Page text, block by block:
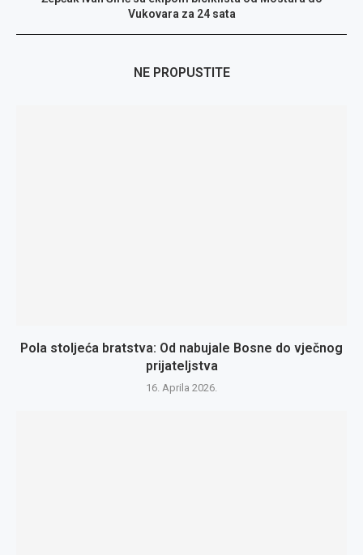
Vukovara za 24 sata
NE PROPUSTITE
Pola stoljeća bratstva: Od nabujale Bosne do vječnog
prijateljstva
16. Aprila 2026.